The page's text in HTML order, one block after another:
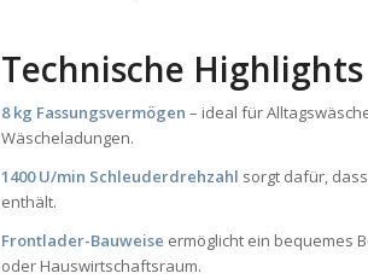
Technische
8 kg Fassungsvermögen – ideal für
Wäscheladungen.
1400 U/min Schleuderdrehzahl sorgt dafür,
enthält.
Frontlader-Bauweise ermöglicht ein bequemes
oder Hauswirtschaftsraum.